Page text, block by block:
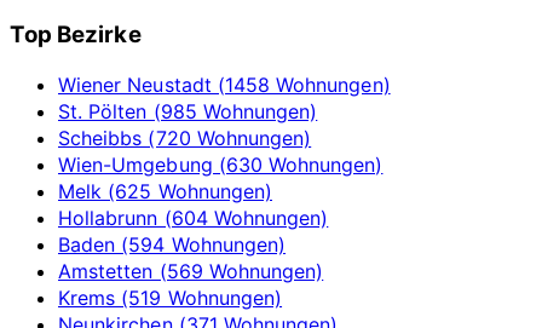
Top Bezirke
Wiener Neustadt (1458 Wohnungen)
St. Pölten (985 Wohnungen)
Scheibbs (720 Wohnungen)
Wien-Umgebung (630 Wohnungen)
Melk (625 Wohnungen)
Hollabrunn (604 Wohnungen)
Baden (594 Wohnungen)
Amstetten (569 Wohnungen)
Krems (519 Wohnungen)